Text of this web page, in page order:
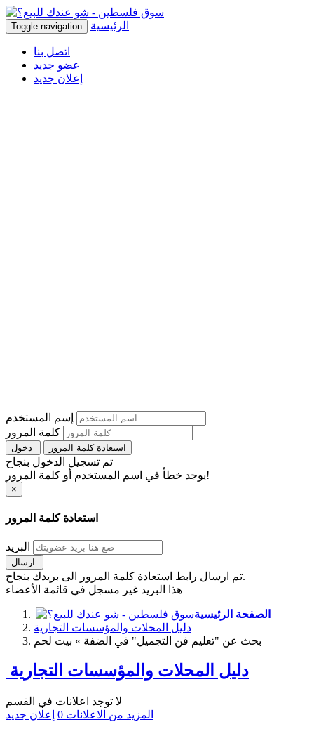
Toggle navigation الرئيسية
اتصل بنا
عضو جديد
إعلان جديد
إسم المستخدم
كلمة المرور
استعادة كلمة المرور
تم تسجيل الدخول بنجاح
يوجد خطأ في اسم المستخدم أو كلمة المرور!
×
استعادة كلمة المرور
البريد
تم ارسال رابط استعادة كلمة المرور الى بريدك بنجاح.
هذا البريد غير مسجل في قائمة الأعضاء
الصفحة الرئيسية
دليل المحلات والمؤسسات التجارية
بحث عن "تعليم فن التجميل" في الضفة » بيت لحم
دليل المحلات والمؤسسات التجارية
لا توجد اعلانات في القسم
المزيد من الاعلانات 0 إعلان جديد